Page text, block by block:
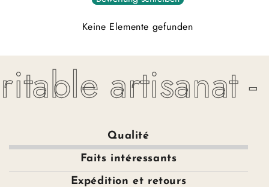
Keine Elemente gefunden
artisanat -
Qualité
Faits intéressants
Expédition et retours